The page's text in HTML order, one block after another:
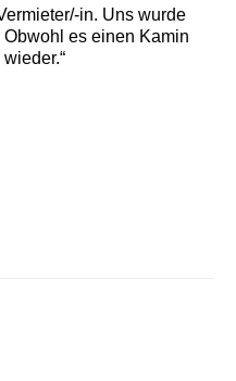
in. Uns wurde
es einen Kamin